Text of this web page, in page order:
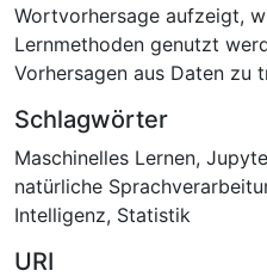
Wortvorhersage aufzeigt,
Lernmethoden genutzt
Vorhersagen aus Daten zu
Schlagwörter
Maschinelles Lernen,
natürliche
Intelligenz, Statistik
URI